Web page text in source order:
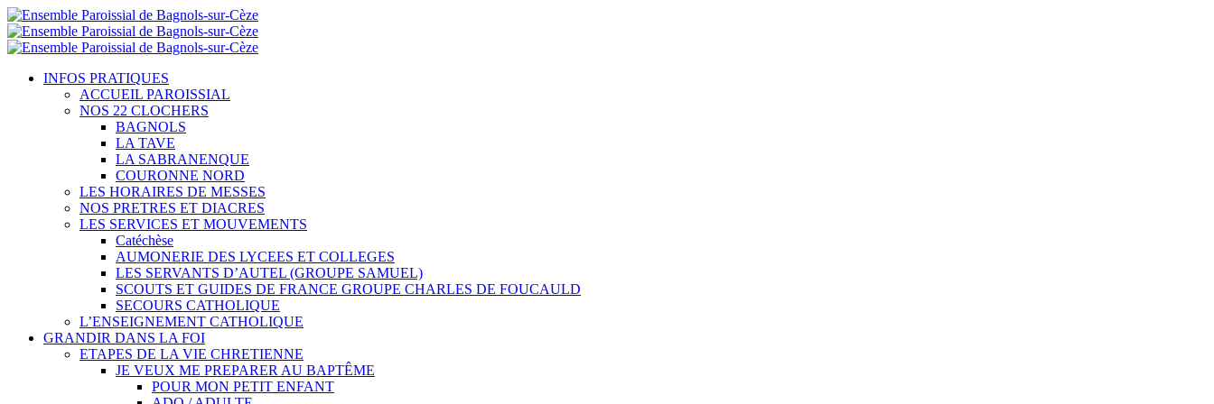
Aller
au
contenu
INFOS PRATIQUES
ACCUEIL PAROISSIAL
NOS 22 CLOCHERS
BAGNOLS
LA TAVE
LA SABRANENQUE
COURONNE NORD
LES HORAIRES DE MESSES
NOS PRETRES ET DIACRES
LES SERVICES ET MOUVEMENTS
Catéchèse
AUMONERIE DES LYCEES ET COLLEGES
LES SERVANTS D’AUTEL (GROUPE SAMUEL)
SCOUTS ET GUIDES DE FRANCE GROUPE CHARLES DE FOUCAULD
SECOURS CATHOLIQUE
L’ENSEIGNEMENT CATHOLIQUE
GRANDIR DANS LA FOI
ETAPES DE LA VIE CHRETIENNE
JE VEUX ME PREPARER AU BAPTÊME
POUR MON PETIT ENFANT